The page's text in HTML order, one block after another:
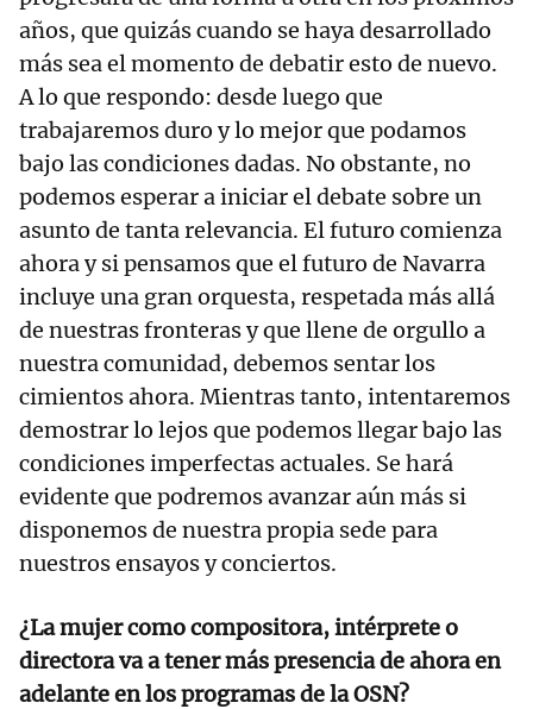
años, que quizás cuando se haya desarrollado
más sea el momento de debatir esto de nuevo.
A lo que respondo: desde luego que
trabajaremos duro y lo mejor que podamos
bajo las condiciones dadas. No obstante, no
podemos esperar a iniciar el debate sobre un
asunto de tanta relevancia. El futuro comienza
ahora y si pensamos que el futuro de Navarra
incluye una gran orquesta, respetada más allá
de nuestras fronteras y que llene de orgullo a
nuestra comunidad, debemos sentar los
cimientos ahora. Mientras tanto, intentaremos
demostrar lo lejos que podemos llegar bajo las
condiciones imperfectas actuales. Se hará
evidente que podremos avanzar aún más si
disponemos de nuestra propia sede para
nuestros ensayos y conciertos.
¿La mujer como compositora, intérprete o
directora va a tener más presencia de ahora en
adelante en los programas de la OSN?